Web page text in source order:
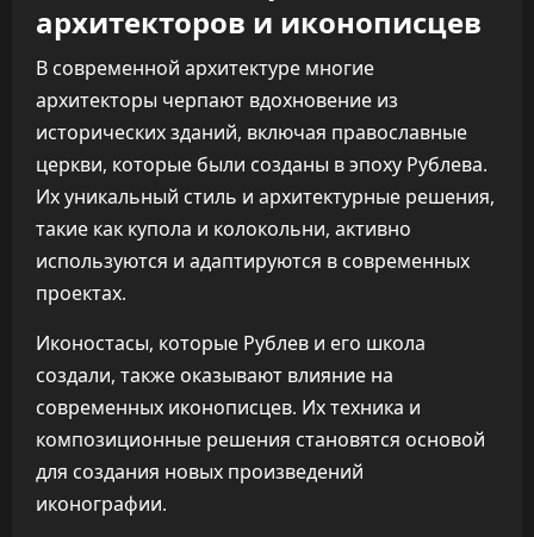
архитекторов и иконописцев
В современной архитектуре многие
архитекторы черпают вдохновение из
исторических зданий, включая православные
церкви, которые были созданы в эпоху Рублева.
Их уникальный стиль и архитектурные решения,
такие как купола и колокольни, активно
используются и адаптируются в современных
проектах.
Иконостасы, которые Рублев и его школа
создали, также оказывают влияние на
современных иконописцев. Их техника и
композиционные решения становятся основой
для создания новых произведений
иконографии.